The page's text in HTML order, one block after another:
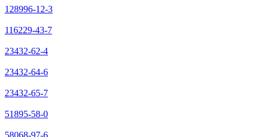
128996-12-3
116229-43-7
23432-62-4
23432-64-6
23432-65-7
51895-58-0
58068-97-6